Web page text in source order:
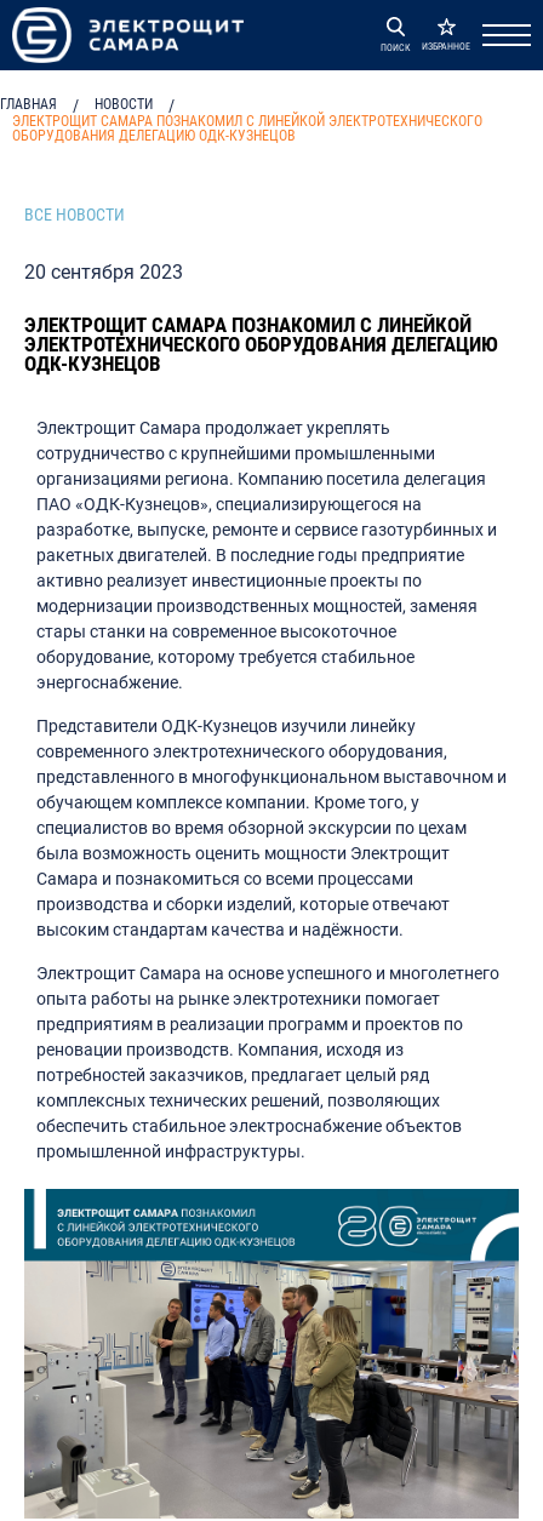
ПОИСК ИЗБРАННОЕ
ГЛАВНАЯ / НОВОСТИ /
ЭЛЕКТРОЩИТ САМАРА ПОЗНАКОМИЛ С ЛИНЕЙКОЙ ЭЛЕКТРОТЕХНИЧЕСКОГО
ОБОРУДОВАНИЯ ДЕЛЕГАЦИЮ ОДК-КУЗНЕЦОВ
ВСЕ НОВОСТИ
20 сентября 2023
ЭЛЕКТРОЩИТ САМАРА ПОЗНАКОМИЛ С ЛИНЕЙКОЙ
ЭЛЕКТРОТЕХНИЧЕСКОГО ОБОРУДОВАНИЯ ДЕЛЕГАЦИЮ
ОДК-КУЗНЕЦОВ
Электрощит Самара продолжает укреплять
сотрудничество с крупнейшими промышленными
организациями региона. Компанию посетила делегация
ПАО «ОДК-Кузнецов», специализирующегося на
разработке, выпуске, ремонте и сервисе газотурбинных и
ракетных двигателей. В последние годы предприятие
активно реализует инвестиционные проекты по
модернизации производственных мощностей, заменяя
стары станки на современное высокоточное
оборудование, которому требуется стабильное
энергоснабжение.
Представители ОДК-Кузнецов изучили линейку
современного электротехнического оборудования,
представленного в многофункциональном выставочном и
обучающем комплексе компании. Кроме того, у
специалистов во время обзорной экскурсии по цехам
была возможность оценить мощности Электрощит
Самара и познакомиться со всеми процессами
производства и сборки изделий, которые отвечают
высоким стандартам качества и надёжности.
Электрощит Самара на основе успешного и многолетнего
опыта работы на рынке электротехники помогает
предприятиям в реализации программ и проектов по
реновации производств. Компания, исходя из
потребностей заказчиков, предлагает целый ряд
комплексных технических решений, позволяющих
обеспечить стабильное электроснабжение объектов
промышленной инфраструктуры.